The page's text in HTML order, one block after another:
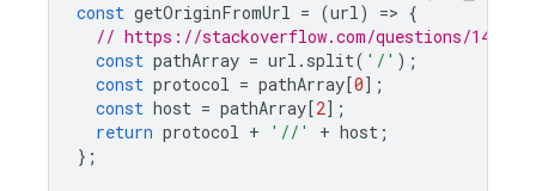
const getOriginFromUrl = (url) => {
// https://stackoverflow.com/questions/
const pathArray = url . split( '/' );
const protocol = pathArray[0];
const host = pathArray[2];
return protocol + '//' + host ;
};